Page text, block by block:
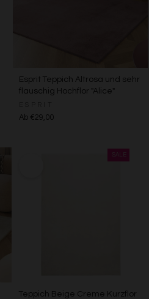
Esprit Teppich Altrosa und sehr
flauschig Hochflor "Alice"
Ab €29,00
Teppich Beige Creme Kurzflor